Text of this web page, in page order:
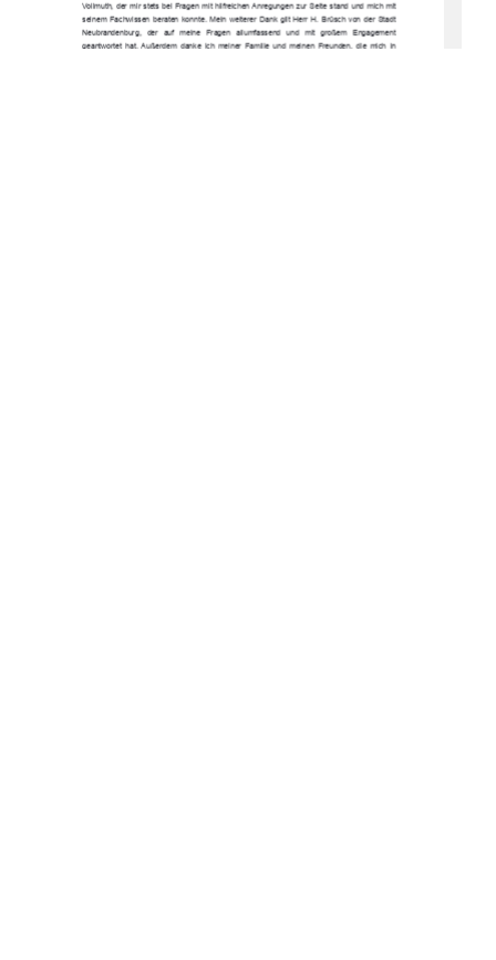
Vollmuth,  der  mir  stets  bei  Fragen  mit  hilfreichen Anregungen zur Seite  stand  und  mich  mit
seinem  Fachwissen  beraten  konnte.  Mein  weiterer  Dank  gilt  Herr  H.  Brüsch  von  der  Stadt
Neubrandenburg,   der   auf   meine   Fragen   al lumfassend   und   mit   großem   Engagement
geantwortet  hat.  Außerdem  danke  ich  meiner Familie  und  meinen  Freunden,  die  mich  in